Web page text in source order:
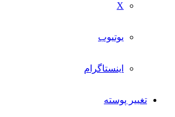
X
یوتیوب
اینستاگرام
تغییر پوسته